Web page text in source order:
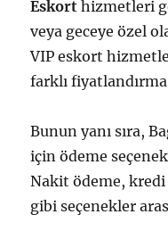
Eskort hizmetleri
veya geceye özel
VIP eskort
farklı
Bunun yanı sıra,
için ödeme
Nakit ödeme, kredi
gibi seçenekler